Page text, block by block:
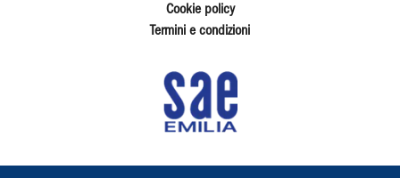
Cookie policy
Termini e condizioni